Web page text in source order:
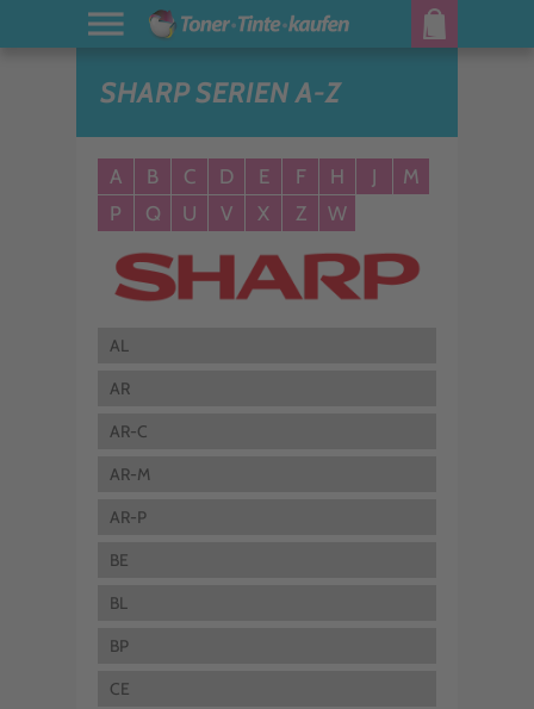
SHARP SERIEN A-Z
A B C D E F H J
M
P
Q U V X Z W
AL
AR
AR-C
AR-M
AR-P
BE
BL
BP
CE